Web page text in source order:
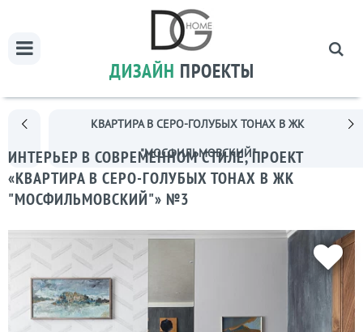
ДИЗАЙН ПРОЕКТЫ
КВАРТИРА В СЕРО-ГОЛУБЫХ ТОНАХ В ЖК
"МОСФИЛЬМОВСКИЙ"
ИНТЕРЬЕР В СОВРЕМЕННОМ СТИЛЕ, ПРОЕКТ
«КВАРТИРА В СЕРО-ГОЛУБЫХ ТОНАХ В ЖК
"МОСФИЛЬМОВСКИЙ"» №3